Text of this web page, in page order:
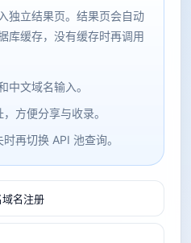
独立结果页。结果页会自动
库缓存，没有缓存时再调用
中文域名输入。
方便分享与收录。
再切换 API 池查询。
名注册